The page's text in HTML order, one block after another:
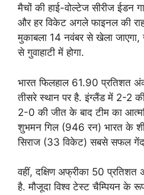
मैचों की हाई-वोल्टेज सीरीज ईडन
और हर विकेट अगले फाइनल की
मुकाबला 14 नवंबर से खेला
से गुवाहाटी में होगा.
भारत फिलहाल 61.90 प्रतिशत
तीसरे स्थान पर है. इंग्लैंड में 2-2
2-0 की जीत के बाद टीम का
शुभमन गिल (946 रन) भारत के
सिराज (33 विकेट) सबसे सफल
वहीं, दक्षिण अफ्रीका 50
है. मौजूदा विश्व टेस्ट चैम्पियन के